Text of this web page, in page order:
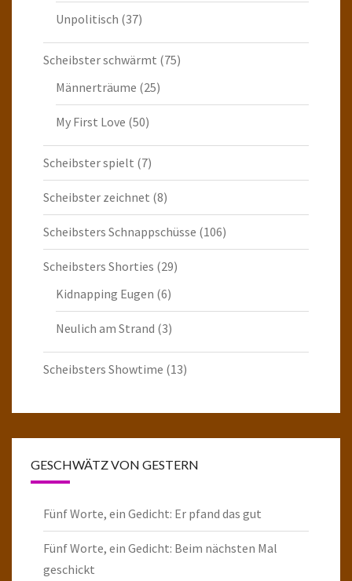
Unpolitisch (37)
Scheibster schwärmt (75)
Männerträume (25)
My First Love (50)
Scheibster spielt (7)
Scheibster zeichnet (8)
Scheibsters Schnappschüsse (106)
Scheibsters Shorties (29)
Kidnapping Eugen (6)
Neulich am Strand (3)
Scheibsters Showtime (13)
GESCHWÄTZ VON GESTERN
Fünf Worte, ein Gedicht: Er pfand das gut
Fünf Worte, ein Gedicht: Beim nächsten Mal
geschickt